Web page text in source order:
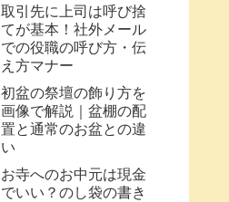
取引先に上司は呼び捨
てが基本！社外メール
での役職の呼び方・伝
え方マナー
初盆の祭壇の飾り方を
画像で解説｜盆棚の配
置と通常のお盆との違
い
お寺へのお中元は現金
でいい？のし袋の書き